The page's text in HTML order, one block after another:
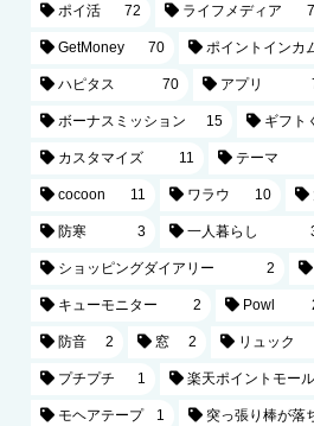
ポイ活 72 ライフメディア
GetMoney 70 ポイントインカ
ハピタス 70 アプリ
ボーナスミッション 15 ギフト
カスタマイズ 11 テーマ
cocoon 11 ワラウ 10
防寒 3 一人暮らし
ショッピングダイアリー 2
キューモニター 2 Powl
防音 2 窓 2 リュック
プチプチ 1 楽天ポイントモール
モヘアテープ 1 突っ張り棒が落